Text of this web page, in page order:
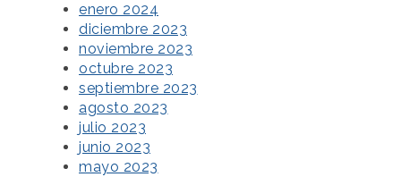
enero 2024
diciembre 2023
noviembre 2023
octubre 2023
septiembre 2023
agosto 2023
julio 2023
junio 2023
mayo 2023